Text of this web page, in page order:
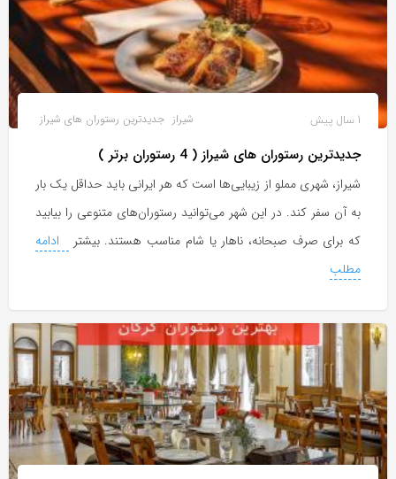
شیراز جدیدترین رستوران های شیراز
جدیدترین رستوران های شیراز ( 4 رستوران برتر )
شیراز، شهری مملو از زیبایی‌ها است که هر ایرانی باید حداقل یک بار
به آن سفر کند. در این شهر می‌توانید رستوران‌های متنوعی را بیابید
که برای صرف صبحانه، ناهار یا شام مناسب هستند. بیشتر
ادامه
مطلب